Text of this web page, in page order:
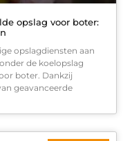
opslag voor boter:
opslagdiensten aan
de koelopslag
boter. Dankzij
geavanceerde